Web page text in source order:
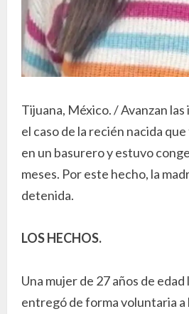
Tijuana, México. / Avanzan
el caso de la recién nacida
en un basurero y estuvo
meses. Por este hecho, la
detenida.
LOS HECHOS.
Una mujer de 27 años de
entregó de forma voluntaria a